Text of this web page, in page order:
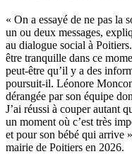
« On a essayé de ne pas la
un ou deux messages,
au dialogue social à
être tranquille dans ce
peut-être qu’il y a des
poursuit-il. Léonore
dérangée par son équipe
J’ai réussi à couper autant
un moment où c’est très
et pour son bébé qui arrive
mairie de Poitiers en 2026.